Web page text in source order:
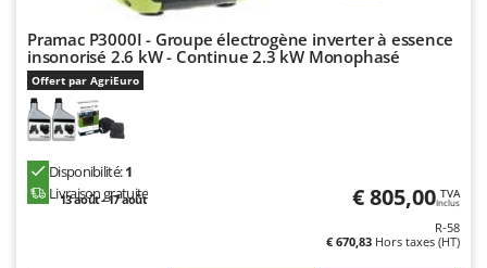
V
Verdemax
Vesco
Volpi
W
Waldner
Pramac P3000I - Groupe électrogène inverter à essence
insonorisé 2.6 kW - Continue 2.3 kW Monophasé
Offert par AgriEuro
Disponibilité:1
Livraison gratuite
13 août - 17 août € 805,00 TVA
Inclus
R-58
€ 670,83 Hors taxes (HT)